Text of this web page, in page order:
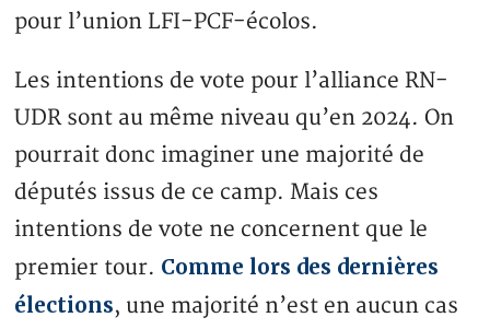
pour l’union LFI-PCF-écolos.
Les intentions de vote pour l’alliance RN-
UDR sont au même niveau qu’en 2024. On
pourrait donc imaginer une majorité de
députés issus de ce camp. Mais ces
intentions de vote ne concernent que le
premier tour. Comme lors des dernières
élections, une majorité n’est en aucun cas